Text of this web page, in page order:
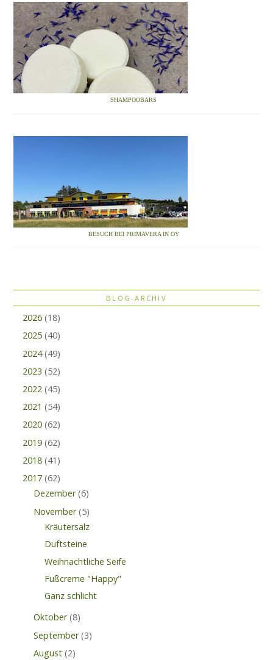
SHAMPOOBARS
BESUCH BEI PRIMAVERA IN OY
BLOG-ARCHIV
2026 (18)
2025 (40)
2024 (49)
2023 (52)
2022 (45)
2021 (54)
2020 (62)
2019 (62)
2018 (41)
2017 (62)
Dezember (6)
November (5)
Kräutersalz
Duftsteine
Weihnachtliche Seife
Fußcreme "Happy"
Ganz schlicht
Oktober (8)
September (3)
August (2)